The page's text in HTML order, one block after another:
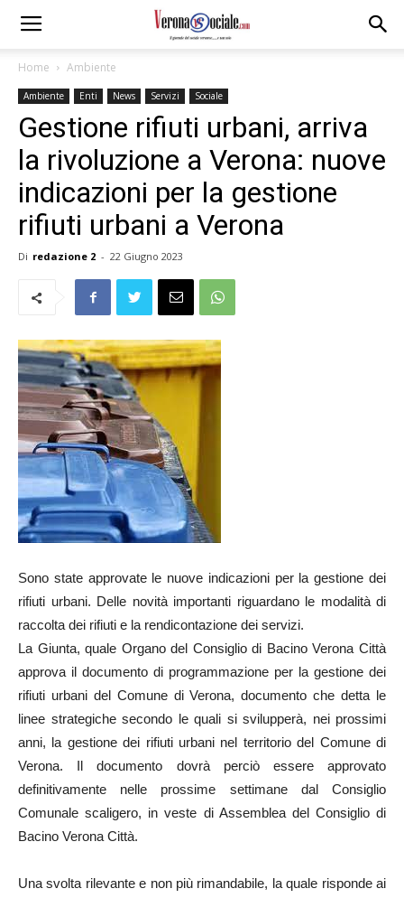
Home Ambiente
Ambiente Enti News Servizi Sociale
Gestione rifiuti urbani, arriva
la rivoluzione a Verona: nuove
indicazioni per la gestione
rifiuti urbani a Verona
Di redazione 2 - 22 Giugno 2023
Sono state approvate le nuove indicazioni per la gestione dei
rifiuti urbani. Delle novità importanti riguardano le modalità di
raccolta dei rifiuti e la rendicontazione dei servizi.
La Giunta, quale Organo del Consiglio di Bacino Verona Città
approva il documento di programmazione per la gestione dei
rifiuti urbani del Comune di Verona, documento che detta le
linee strategiche secondo le quali si svilupperà, nei prossimi
anni, la gestione dei rifiuti urbani nel territorio del Comune di
Verona. Il documento dovrà perciò essere approvato
definitivamente nelle prossime settimane dal Consiglio
Comunale scaligero, in veste di Assemblea del Consiglio di
Bacino Verona Città.
Una svolta rilevante e non più rimandabile, la quale risponde ai